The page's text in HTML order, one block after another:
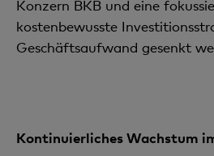
Konzern BKB und eine
kostenbewusste
Geschäftsaufwand gesenkt
Kontinuierliches Wachstum